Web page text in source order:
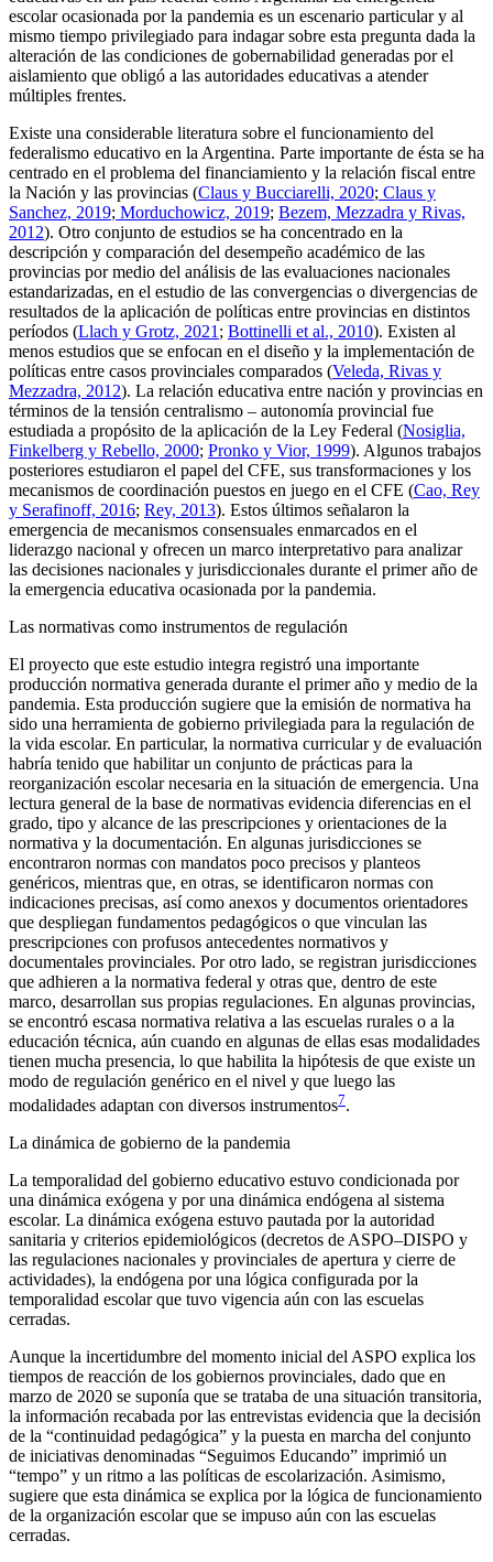
escolar ocasionada por la pandemia es un escenario particular y al
mismo tiempo privilegiado para indagar sobre esta pregunta dada la
alteración de las condiciones de gobernabilidad generadas por el
aislamiento que obligó a las autoridades educativas a atender
múltiples frentes.
Existe una considerable literatura sobre el funcionamiento del
federalismo educativo en la Argentina. Parte importante de ésta se ha
centrado en el problema del financiamiento y la relación fiscal entre
la Nación y las provincias (Claus y Bucciarelli, 2020; Claus y
Sanchez, 2019; Morduchowicz, 2019; Bezem, Mezzadra y Rivas,
2012). Otro conjunto de estudios se ha concentrado en la
descripción y comparación del desempeño académico de las
provincias por medio del análisis de las evaluaciones nacionales
estandarizadas, en el estudio de las convergencias o divergencias de
resultados de la aplicación de políticas entre provincias en distintos
períodos (Llach y Grotz, 2021 ; Bottinelli et al., 2010). Existen al
menos estudios que se enfocan en el diseño y la implementación de
políticas entre casos provinciales comparados (Veleda, Rivas y
Mezzadra, 2012). La relación educativa entre nación y provincias en
términos de la tensión centralismo – autonomía provincial fue
estudiada a propósito de la aplicación de la Ley Federal (Nosiglia,
Finkelberg y Rebello, 2000; Pronko y Vior, 1999). Algunos trabajos
posteriores estudiaron el papel del CFE, sus transformaciones y los
mecanismos de coordinación puestos en juego en el CFE (Cao, Rey
y Serafinoff, 2016; Rey, 2013). Estos últimos señalaron la
emergencia de mecanismos consensuales enmarcados en el
liderazgo nacional y ofrecen un marco interpretativo para analizar
las decisiones nacionales y jurisdiccionales durante el primer año de
la emergencia educativa ocasionada por la pandemia.
Las normativas como instrumentos de regulación
El proyecto que este estudio integra registró una importante
producción normativa generada durante el primer año y medio de la
pandemia. Esta producción sugiere que la emisión de normativa ha
sido una herramienta de gobierno privilegiada para la regulación de
la vida escolar. En particular, la normativa curricular y de evaluación
habría tenido que habilitar un conjunto de prácticas para la
reorganización escolar necesaria en la situación de emergencia. Una
lectura general de la base de normativas evidencia diferencias en el
grado, tipo y alcance de las prescripciones y orientaciones de la
normativa y la documentación. En algunas jurisdicciones se
encontraron normas con mandatos poco precisos y planteos
genéricos, mientras que, en otras, se identificaron normas con
indicaciones precisas, así como anexos y documentos orientadores
que despliegan fundamentos pedagógicos o que vinculan las
prescripciones con profusos antecedentes normativos y
documentales provinciales. Por otro lado, se registran jurisdicciones
que adhieren a la normativa federal y otras que, dentro de este
marco, desarrollan sus propias regulaciones. En algunas provincias,
se encontró escasa normativa relativa a las escuelas rurales o a la
educación técnica, aún cuando en algunas de ellas esas modalidades
tienen mucha presencia, lo que habilita la hipótesis de que existe un
modo de regulación genérico en el nivel y que luego las
modalidades adaptan con diversos instrumentos7.
La dinámica de gobierno de la pandemia
La temporalidad del gobierno educativo estuvo condicionada por
una dinámica exógena y por una dinámica endógena al sistema
escolar. La dinámica exógena estuvo pautada por la autoridad
sanitaria y criterios epidemiológicos (decretos de ASPO–DISPO y
las regulaciones nacionales y provinciales de apertura y cierre de
actividades), la endógena por una lógica configurada por la
temporalidad escolar que tuvo vigencia aún con las escuelas
cerradas.
Aunque la incertidumbre del momento inicial del ASPO explica los
tiempos de reacción de los gobiernos provinciales, dado que en
marzo de 2020 se suponía que se trataba de una situación transitoria,
la información recabada por las entrevistas evidencia que la decisión
de la “continuidad pedagógica” y la puesta en marcha del conjunto
de iniciativas denominadas “Seguimos Educando” imprimió un
“tempo” y un ritmo a las políticas de escolarización. Asimismo,
sugiere que esta dinámica se explica por la lógica de funcionamiento
de la organización escolar que se impuso aún con las escuelas
cerradas.